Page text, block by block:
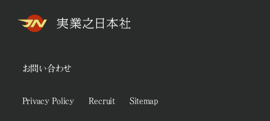
お問い合わせ
Privacy Policy Recruit Sitemap